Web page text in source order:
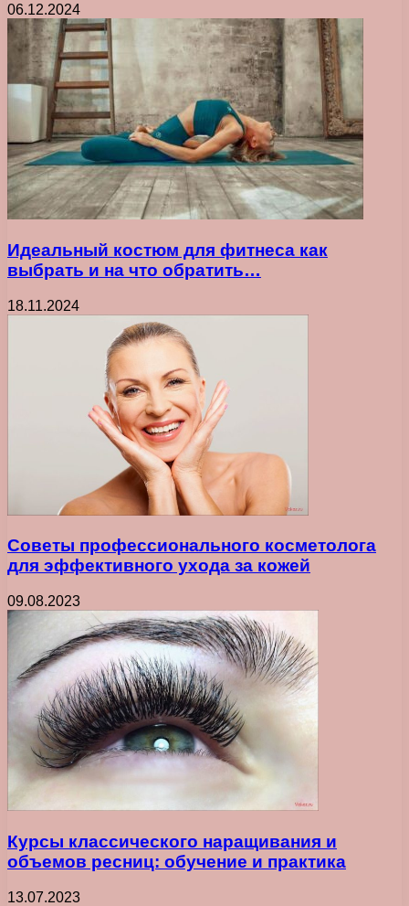
06.12.2024
Идеальный костюм для фитнеса как
выбрать и на что обратить…
18.11.2024
Советы профессионального косметолога
для эффективного ухода за кожей
09.08.2023
Курсы классического наращивания и
объемов ресниц: обучение и практика
13.07.2023